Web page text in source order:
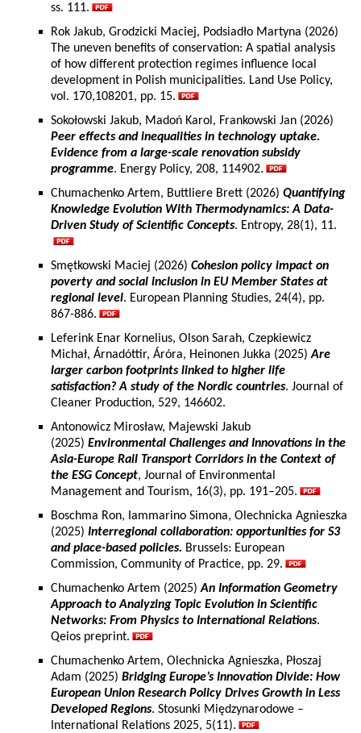
ss. 111.
Rok Jakub, Grodzicki Maciej, Podsiadło Martyna (2026)
The uneven benefits of conservation: A spatial analysis
of how different protection regimes influence local
development in Polish municipalities. Land Use Policy,
vol. 170,108201, pp. 15.
Sokołowski Jakub, Madoń Karol, Frankowski Jan (2026)
Peer effects and inequalities in technology uptake.
Evidence from a large-scale renovation subsidy
programme. Energy Policy, 208, 114902.
Chumachenko Artem, Buttliere Brett (2026) Quantifying
Knowledge Evolution With Thermodynamics: A Data-
Driven Study of Scientific Concepts. Entropy, 28(1), 11.
Smętkowski Maciej (2026) Cohesion policy impact on
poverty and social inclusion in EU Member States at
regional level. European Planning Studies, 24(4), pp.
867-886.
Leferink Enar Kornelius, Olson Sarah, Czepkiewicz
Michał, Árnadóttir, Áróra, Heinonen Jukka (2025)Are
larger carbon footprints linked to higher life
satisfaction? A study of the Nordic countries. Journal of
Cleaner Production, 529, 146602.
Antonowicz Mirosław, Majewski Jakub
(2025) Environmental Challenges and Innovations in the
Asia-Europe Rail Transport Corridors in the Context of
the ESG Concept, Journal of Environmental
Management and Tourism, 16(3), pp. 191–205.
Boschma Ron, Iammarino Simona, Olechnicka Agnieszka
(2025) Interregional collaboration: opportunities for S3
and place-based policies. Brussels: European
Commission, Community of Practice, pp. 29.
Chumachenko Artem (2025)An Information Geometry
Approach to Analyzing Topic Evolution in Scientific
Networks: From Physics to International Relations.
Qeios preprint.
Chumachenko Artem, Olechnicka Agnieszka, Płoszaj
Adam (2025) Bridging Europe’s Innovation Divide: How
European Union Research Policy Drives Growth in Less
Developed Regions. Stosunki Międzynarodowe –
International Relations 2025, 5(11).